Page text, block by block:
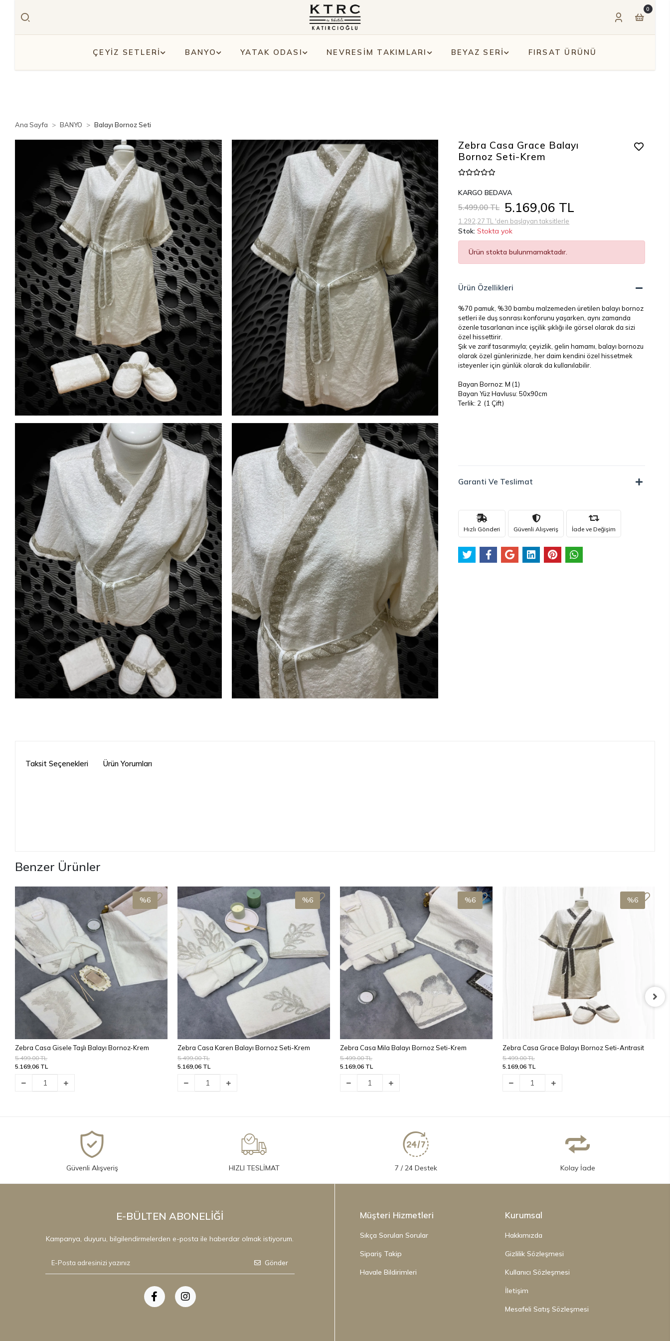
0
ÇEYİZ SETLERİ BANYO YATAK ODASI NEVRESİM TAKIMLARI BEYAZ SERİ FIRSAT ÜRÜNÜ
Ana Sayfa BANYO Balayı Bornoz Seti
Zebra Casa Grace Balayı
Bornoz Seti-Krem
KARGO BEDAVA
5.499,00 TL 5.169,06 TL
1.292,27 TL 'den başlayan taksitlerle
Stok:Stokta yok
Ürün stokta bulunmamaktadır.
Ürün Özellikleri
%70 pamuk, %30 bambu malzemeden üretilen balayı bornoz
setleri ile duş sonrası konforunu yaşarken, aynı zamanda
özenle tasarlanan ince işçilik şıklığı ile görsel olarak da sizi
özel hissettirir.
Şık ve zarif tasarımıyla; çeyizlik, gelin hamamı, balayı bornozu
olarak özel günlerinizde, her daim kendini özel hissetmek
isteyenler için günlük olarak da kullanılabilir.
Bayan Bornoz: M (1)
Bayan Yüz Havlusu: 50x90cm
Terlik: 2 (1 Çift)
Garanti Ve Teslimat
Hızlı Gönderi Güvenli Alışveriş İade ve Değişim
Taksit Seçenekleri Ürün Yorumları
Benzer Ürünler
Zebra Casa Gisele Taşlı Balayı Bornoz-Krem
5.499,00 TL
5.169,06 TL
%6
Zebra Casa Karen Balayı Bornoz Seti-Krem
5.499,00 TL
5.169,06 TL
%6
Zebra Casa Mila Balayı Bornoz Seti-Krem
5.499,00 TL
5.169,06 TL
%6
Zebra Casa Grace Balayı Bornoz Seti-Antrasit
5.499,00 TL
5.169,06 TL
%6
Güvenli Alışveriş HIZLI TESLİMAT 7 / 24 Destek Kolay İade
E-BÜLTEN ABONELİĞİ
Kampanya, duyuru, bilgilendirmelerden e-posta ile haberdar olmak istiyorum.
Gönder
Müşteri Hizmetleri
Sıkça Sorulan Sorular
Sipariş Takip
Havale Bildirimleri
Kurumsal
Hakkımızda
Gizlilik Sözleşmesi
Kullanıcı Sözleşmesi
İletişim
Mesafeli Satış Sözleşmesi